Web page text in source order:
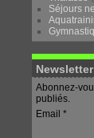
Séjours
Newsletter
Abonnez-
publiés.
Email